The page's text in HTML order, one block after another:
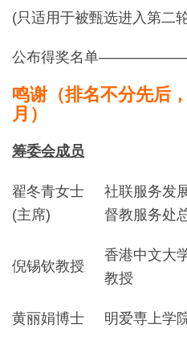
(只适用于被甄选进入第二
公布得奖名单
鸣谢（排名不分先后
月）
筹委会成员
翟冬青女士
(主席)
社联服务发
督教服务处
倪锡钦教授
香港中文大
教授
黄丽娟博士 明爱専上学